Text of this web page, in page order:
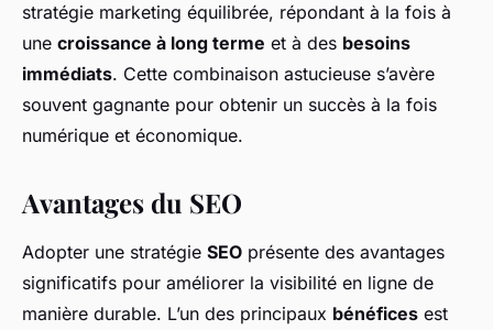
stratégie marketing équilibrée, répondant à la fois à
une croissance à long terme et à des besoins
immédiats. Cette combinaison astucieuse s’avère
souvent gagnante pour obtenir un succès à la fois
numérique et économique.
Avantages du SEO
Adopter une stratégie SEO présente des avantages
significatifs pour améliorer la visibilité en ligne de
manière durable. L’un des principaux bénéfices est